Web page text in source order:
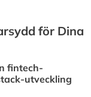
för Dina
fintech-
utveckling